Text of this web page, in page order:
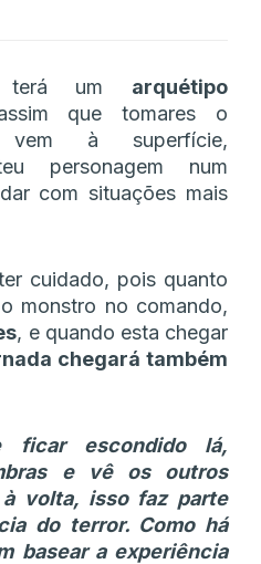
um arquétipo
que tomares o
à superfície,
personagem num
com situações mais
cuidado, pois quanto
monstro no comando,
, e quando esta chegar
chegará também
ficar escondido lá,
e vê os outros
à volta, isso faz parte
do terror. Como há
basear a experiência